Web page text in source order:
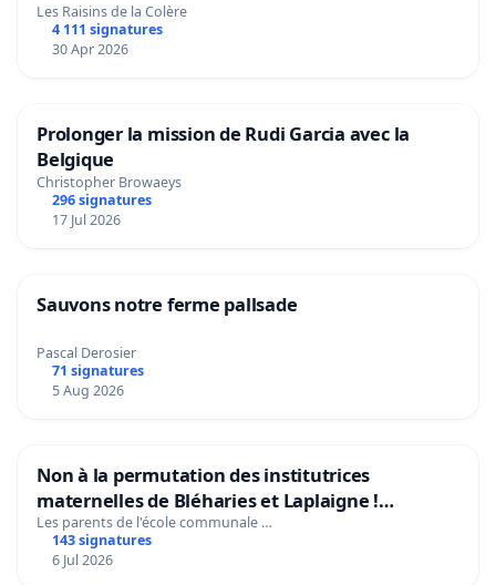
Les Raisins de la Colère
4 111 signatures
30 Apr 2026
Prolonger la mission de Rudi Garcia avec la
Belgique
Christopher Browaeys
296 signatures
17 Jul 2026
Sauvons notre ferme pallsade
Pascal Derosier
71 signatures
5 Aug 2026
Non à la permutation des institutrices
maternelles de Bléharies et Laplaigne !
Préservons la stabilité de nos enfants.
Les parents de l'école communale …
143 signatures
6 Jul 2026